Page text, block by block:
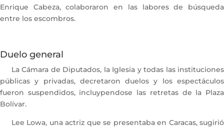
Enrique Cabeza, colaboraron en las labores de búsqueda
entre los escombros.
Duelo general
La Cámara de Diputados, la Iglesia y todas las instituciones
públicas y privadas, decretaron duelos y los espectáculos
fueron suspendidos, incluypendose las retretas de la Plaza
Bolívar.
Lee Lowa, una actriz que se presentaba en Caracas, sugirió